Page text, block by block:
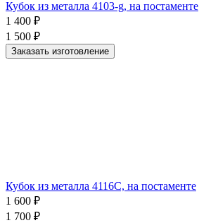
Кубок из металла 4103-g, на постаменте
1 400 ₽
1 500 ₽
Заказать изготовление
Кубок из металла 4116C, на постаменте
1 600 ₽
1 700 ₽